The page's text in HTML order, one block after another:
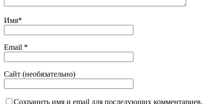
Имя*
Email *
Сайт (необязательно)
Сохранить имя и email для последующих комментариев.